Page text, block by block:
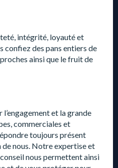
intégrité, loyauté et
confiez des pans entiers de
ainsi que le fruit de
et la grande
commerciales et
toujours présent
de nous. Notre expertise et
nous permettent ainsi